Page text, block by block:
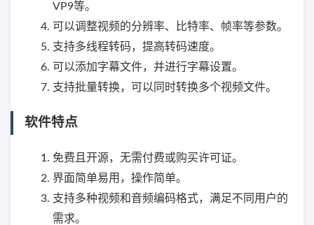
VP9等。
可以调整视频的分辨率、比特率、帧率等参数。
支持多线程转码，提高转码速度。
可以添加字幕文件，并进行字幕设置。
支持批量转换，可以同时转换多个视频文件。
软件特点
免费且开源，无需付费或购买许可证。
界面简单易用，操作简单。
支持多种视频和音频编码格式，满足不同用户的
需求。